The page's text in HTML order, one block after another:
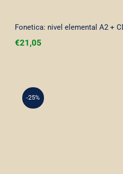
Fonetica: nivel elemental A2 +
€21,05
-25%